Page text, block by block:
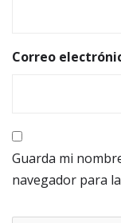
Correo
Guarda mi
navegador para